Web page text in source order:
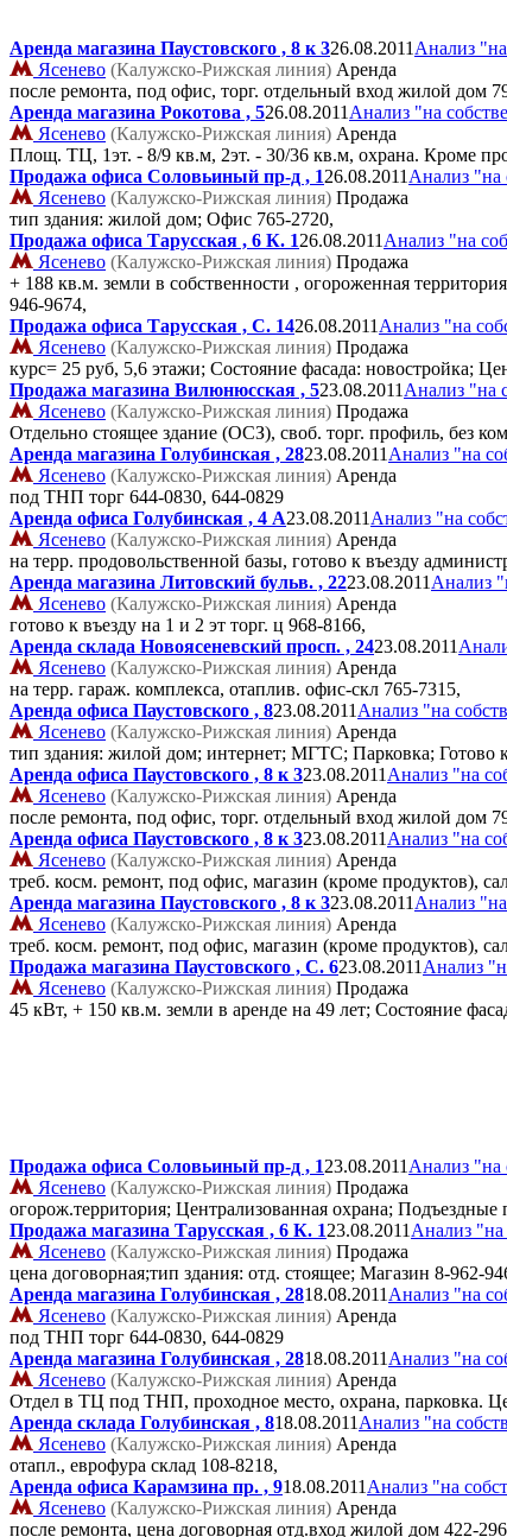
Аренда магазина Паустовского , 8 к 326.08.2011 Анализ
Ясенево (Калужско-Рижская линия) Аренда
после ремонта, под офис, торг. отдельный вход жилой дом
Аренда магазина Рокотова , 526.08.2011 Анализ "на
Ясенево (Калужско-Рижская линия) Аренда
Площ. ТЦ, 1эт. - 8/9 кв.м, 2эт. - 30/36 кв.м, охрана. Кроме
Продажа офиса Соловьиный пр-д , 126.08.2011 Анализ "на
Ясенево (Калужско-Рижская линия) Продажа
тип здания: жилой дом; Офис 765-2720,
Продажа офиса Тарусская , 6 К. 126.08.2011 Анализ "на
Ясенево (Калужско-Рижская линия) Продажа
+ 188 кв.м. земли в собственности , огороженная
946-9674,
Продажа офиса Тарусская , C. 1426.08.2011 Анализ "на
Ясенево (Калужско-Рижская линия) Продажа
курс= 25 руб, 5,6 этажи; Состояние фасада: новостройка;
Продажа магазина Вилюнюсская , 523.08.2011 Анализ "на
Ясенево (Калужско-Рижская линия) Продажа
Отдельно стоящее здание (OCЗ), своб. торг. профиль, без
Аренда магазина Голубинская , 2823.08.2011 Анализ "на
Ясенево (Калужско-Рижская линия) Аренда
под ТНП торг 644-0830, 644-0829
Аренда офиса Голубинская , 4 А23.08.2011 Анализ "на
Ясенево (Калужско-Рижская линия) Аренда
на терр. продовольственной базы, готово к въезду
Аренда магазина Литовский бульв. , 2223.08.2011 Анализ
Ясенево (Калужско-Рижская линия) Аренда
готово к въезду на 1 и 2 эт торг. ц 968-8166,
Аренда склада Новоясеневский просп. , 2423.08.2011
Ясенево (Калужско-Рижская линия) Аренда
на терр. гараж. комплекса, отаплив. офис-скл 765-7315,
Аренда офиса Паустовского , 823.08.2011 Анализ "на
Ясенево (Калужско-Рижская линия) Аренда
тип здания: жилой дом; интернет; МГТС; Парковка; Готово
Аренда офиса Паустовского , 8 к 323.08.2011 Анализ "на
Ясенево (Калужско-Рижская линия) Аренда
после ремонта, под офис, торг. отдельный вход жилой дом
Аренда офиса Паустовского , 8 к 323.08.2011 Анализ "на
Ясенево (Калужско-Рижская линия) Аренда
треб. косм. ремонт, под офис, магазин (кроме продуктов),
Аренда магазина Паустовского , 8 к 323.08.2011 Анализ
Ясенево (Калужско-Рижская линия) Аренда
треб. косм. ремонт, под офис, магазин (кроме продуктов),
Продажа магазина Паустовского , C. 623.08.2011 Анализ
Ясенево (Калужско-Рижская линия) Продажа
45 кВт, + 150 кв.м. земли в аренде на 49 лет; Состояние
Продажа офиса Соловьиный пр-д , 123.08.2011 Анализ "на
Ясенево (Калужско-Рижская линия) Продажа
огорож.территория; Централизованная охрана;
Продажа магазина Тарусская , 6 К. 123.08.2011 Анализ "на
Ясенево (Калужско-Рижская линия) Продажа
цена договорная;тип здания: отд. стоящее; Магазин 8-962-
Аренда магазина Голубинская , 2818.08.2011 Анализ "на
Ясенево (Калужско-Рижская линия) Аренда
под ТНП торг 644-0830, 644-0829
Аренда магазина Голубинская , 2818.08.2011 Анализ "на
Ясенево (Калужско-Рижская линия) Аренда
Отдел в ТЦ под ТНП, проходное место, охрана, парковка.
Аренда склада Голубинская , 818.08.2011 Анализ "на
Ясенево (Калужско-Рижская линия) Аренда
отапл., еврофура склад 108-8218,
Аренда офиса Карамзина пр. , 918.08.2011 Анализ "на
Ясенево (Калужско-Рижская линия) Аренда
после ремонта, цена договорная отд.вход жилой дом 422-